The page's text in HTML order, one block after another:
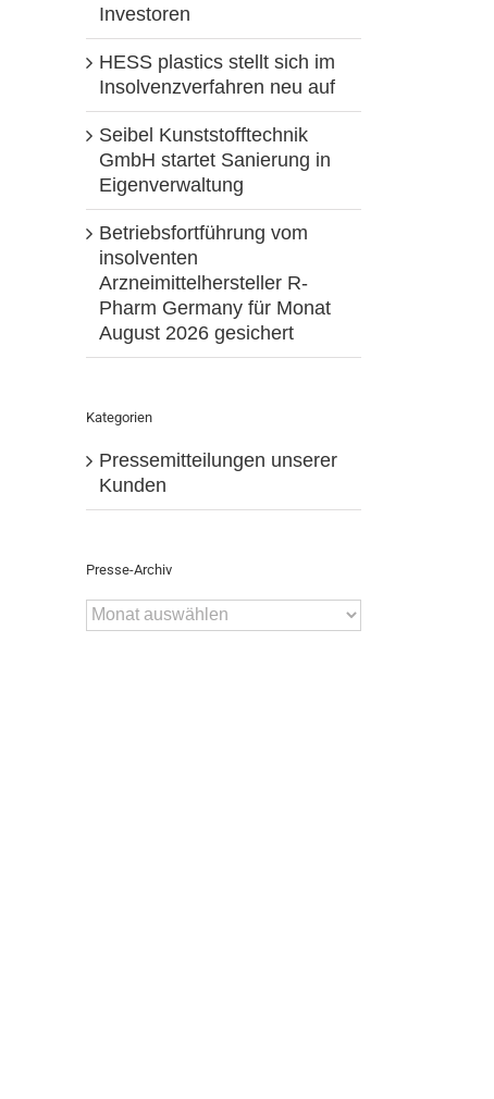
Investoren
HESS plastics stellt sich im
Insolvenzverfahren neu auf
Seibel Kunststofftechnik
GmbH startet Sanierung in
Eigenverwaltung
Betriebsfortführung vom
insolventen
Arzneimittelhersteller R-
Pharm Germany für Monat
August 2026 gesichert
Kategorien
Pressemitteilungen unserer
Kunden
Presse-Archiv
Presse-
Archiv